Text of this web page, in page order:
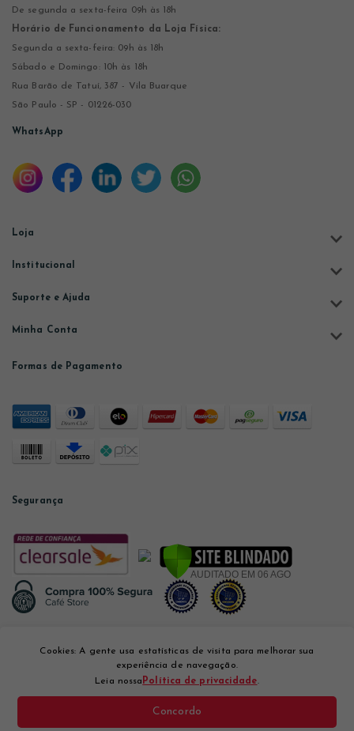
De segunda a sexta-feira 09h às 18h
Horário de Funcionamento da Loja Física:
Segunda a sexta-feira: 09h às 18h
Sábado e Domingo: 10h às 18h
Rua Barão de Tatuí, 387 - Vila Buarque
São Paulo - SP - 01226-030
WhatsApp
Loja
Institucional
Suporte e Ajuda
Minha Conta
Formas de Pagamento
Segurança
Cookies: A gente usa estatísticas de visita para melhorar sua
experiência de navegação.
Leia nossa Política de privacidade.
Concordo